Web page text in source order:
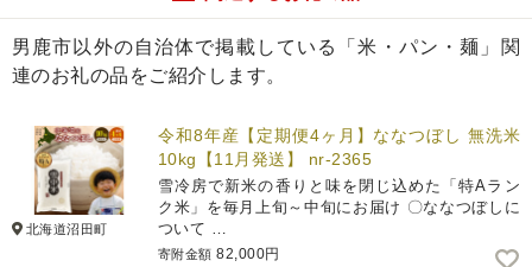
男鹿市以外の自治体で掲載している「米・パン・麺」関
連のお礼の品をご紹介します。
北海道沼田町
令和8年産【定期便4ヶ月】ななつぼし 無洗米
10kg【11月発送】 nr-2365
雪冷房で新米の香りと味を閉じ込めた「特Aラン
ク米」を毎月上旬～中旬にお届け 〇ななつぼしに
ついて …
寄附金額 82,000円